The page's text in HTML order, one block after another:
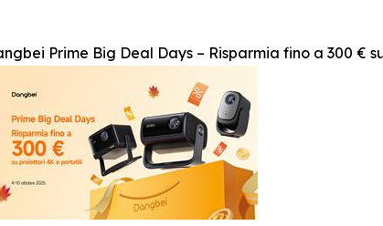
Prime Big Deal Days – Risparmia fino a 300 €